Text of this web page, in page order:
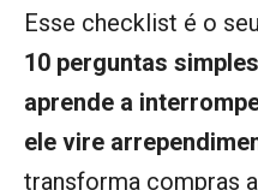
Esse checklist é o
10 perguntas
aprende a
ele vire
transforma compras